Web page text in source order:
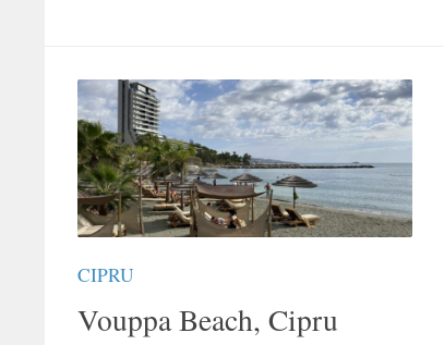
CIPRU
Vouppa Beach, Cipru